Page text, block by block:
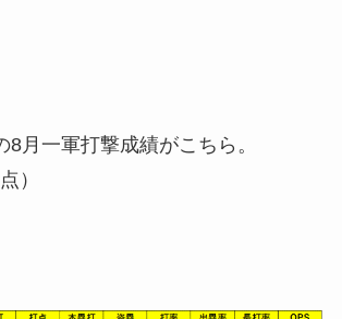
8月一軍打撃成績がこちら。
）